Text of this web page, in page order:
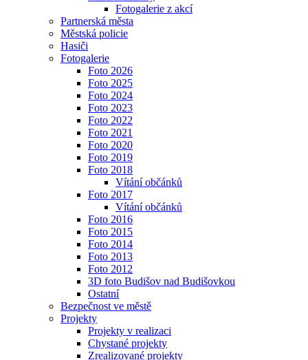
Fotogalerie z akcí
Partnerská města
Městská policie
Hasiči
Fotogalerie
Foto 2026
Foto 2025
Foto 2024
Foto 2023
Foto 2022
Foto 2021
Foto 2020
Foto 2019
Foto 2018
Vítání občánků
Foto 2017
Vítání občánků
Foto 2016
Foto 2015
Foto 2014
Foto 2013
Foto 2012
3D foto Budišov nad Budišovkou
Ostatní
Bezpečnost ve městě
Projekty
Projekty v realizaci
Chystané projekty
Zrealizované projekty